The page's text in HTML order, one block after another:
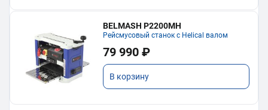
BELMASH P2200MH
Рейсмусовый станок с Helical валом
79 990 ₽
В корзину